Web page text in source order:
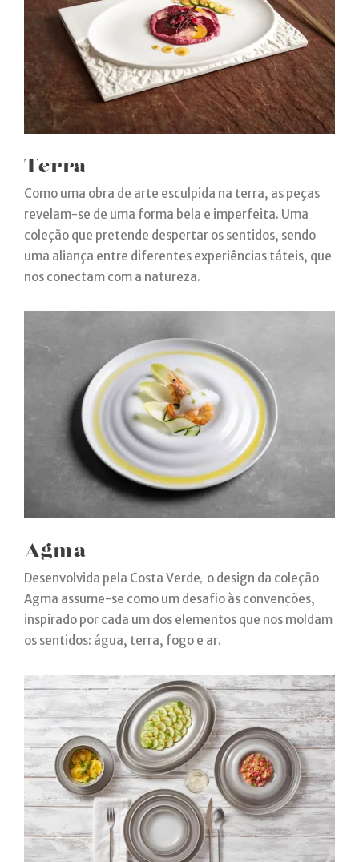
Terra
Como uma obra de arte esculpida na terra, as peças
revelam-se de uma forma bela e imperfeita. Uma
coleção que pretende despertar os sentidos, sendo
uma aliança entre diferentes experiências táteis, que
nos conectam com a natureza.
Agma
Desenvolvida pela Costa Verde, o design da coleção
Agma assume-se como um desafio às convenções,
inspirado por cada um dos elementos que nos moldam
os sentidos: água, terra, fogo e ar.